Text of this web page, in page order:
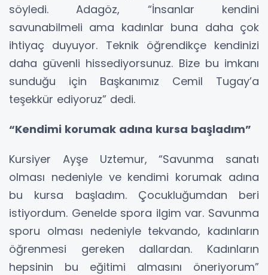
söyledi. Adagöz, “İnsanlar kendini
savunabilmeli ama kadınlar buna daha çok
ihtiyaç duyuyor. Teknik öğrendikçe kendinizi
daha güvenli hissediyorsunuz. Bize bu imkanı
sunduğu için Başkanımız Cemil Tugay’a
teşekkür ediyoruz” dedi.
“Kendimi korumak adına kursa başladım”
Kursiyer Ayşe Uztemur, “Savunma sanatı
olması nedeniyle ve kendimi korumak adına
bu kursa başladım. Çocukluğumdan beri
istiyordum. Genelde spora ilgim var. Savunma
sporu olması nedeniyle tekvando, kadınların
öğrenmesi gereken dallardan. Kadınların
hepsinin bu eğitimi almasını öneriyorum”